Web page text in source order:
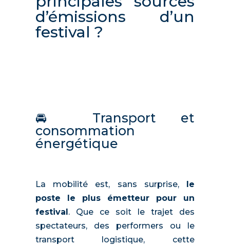
d’émissions d’un
festival ?
🚘 Transport et
consommation
énergétique
La mobilité est, sans surprise,
le
poste le plus émetteur pour un
festival . Que ce soit le trajet des
spectateurs, des performers ou le
transport logistique, cette